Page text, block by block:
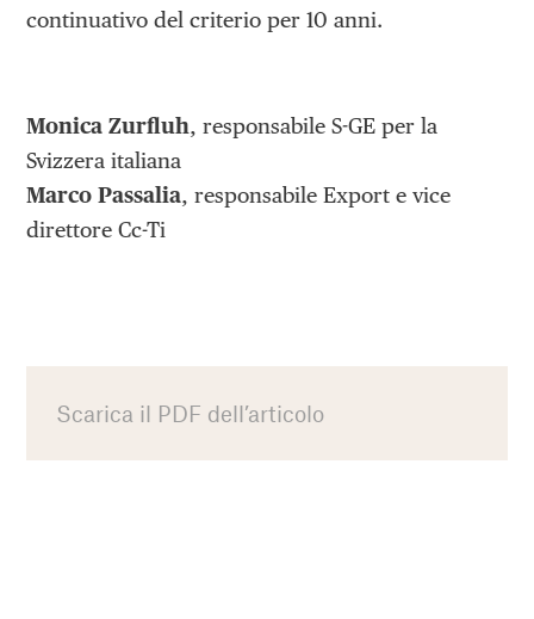
continuativo del criterio per 10 anni.
Monica Zurfluh, responsabile S-GE per la
Svizzera italiana
Marco Passalia, responsabile Export e vice
direttore Cc-Ti
Scarica il PDF dell’articolo